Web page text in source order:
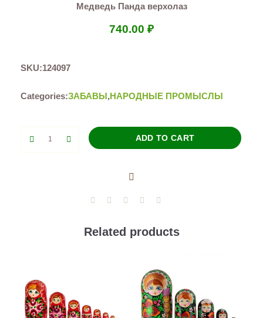
Медведь Панда верхолаз
740.00 ₽
SKU:124097
Categories:ЗАБАВЫ,НАРОДНЫЕ ПРОМЫСЛЫ
ADD TO CART
Related products